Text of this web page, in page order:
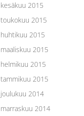
kesäkuu 2015
toukokuu 2015
huhtikuu 2015
maaliskuu 2015
helmikuu 2015
tammikuu 2015
joulukuu 2014
marraskuu 2014